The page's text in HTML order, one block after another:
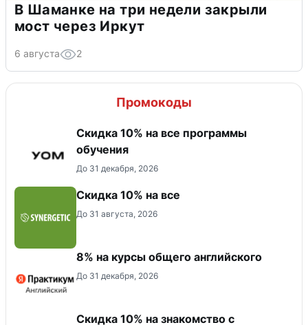
В Шаманке на три недели закрыли
мост через Иркут
6 августа 2
Промокоды
Скидка 10% на все программы
обучения
До 31 декабря, 2026
Скидка 10% на все
До 31 августа, 2026
8% на курсы общего английского
До 31 декабря, 2026
Скидка 10% на знакомство с